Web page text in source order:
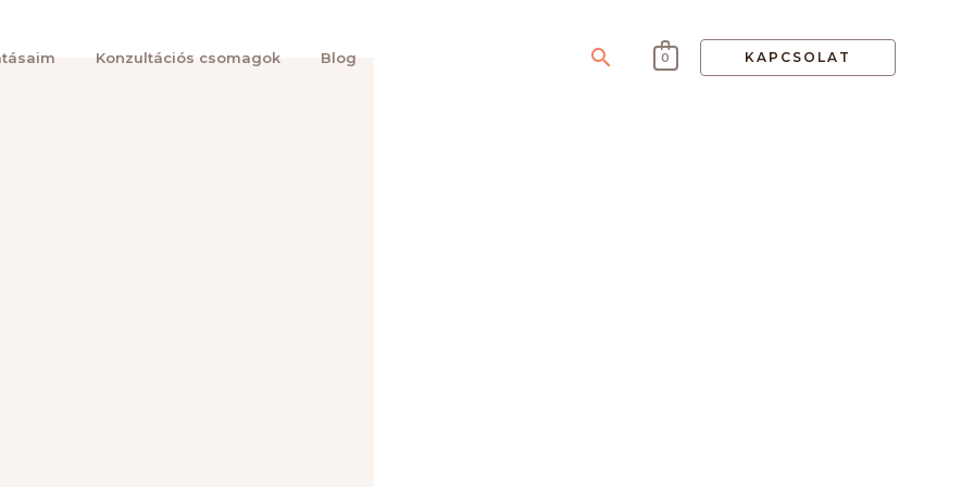
Konzultációs csomagok Blog Search
0 KAPCSOLAT